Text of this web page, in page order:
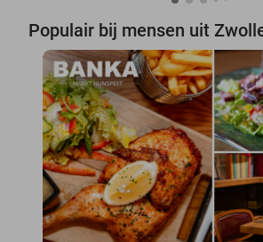
Populair bij mensen uit